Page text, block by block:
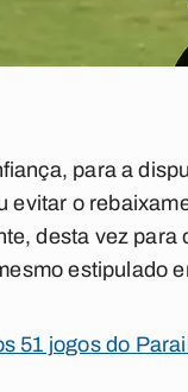
para a
evitar o
desta vez
estipulado
51 jogos do